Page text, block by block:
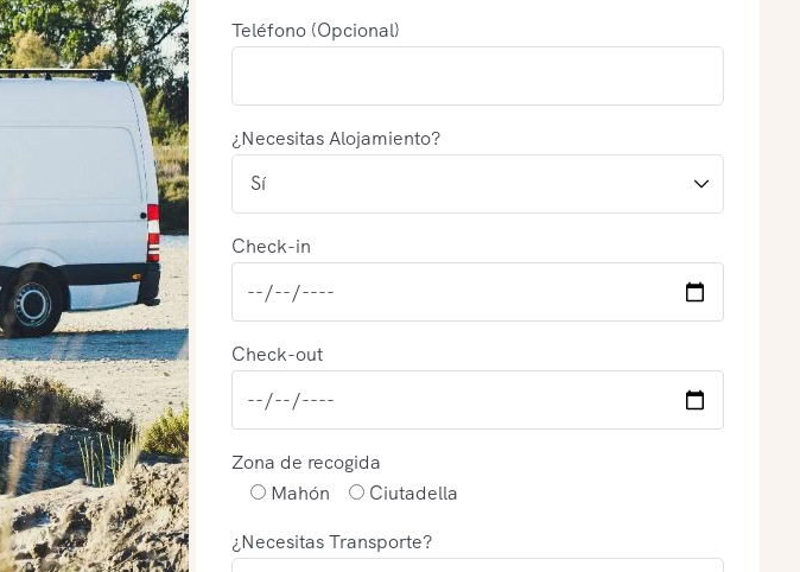
Teléfono (Opcional)
¿Necesitas Alojamiento?
Check-in
Check-out
Zona de recogida
Mahón
Ciutadella
¿Necesitas Transporte?